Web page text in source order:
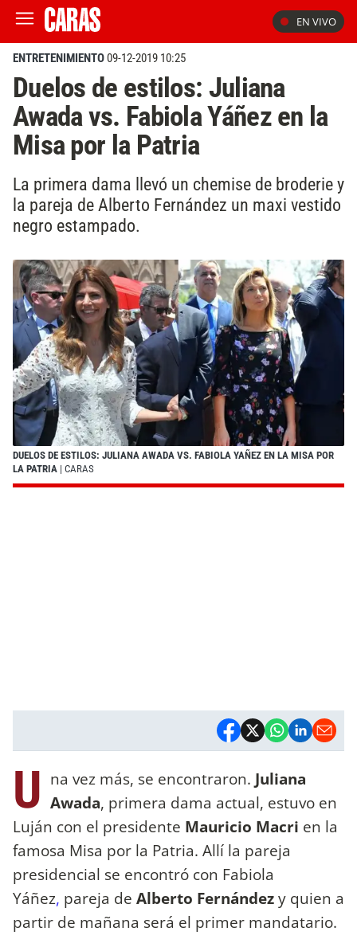
EN VIVO
ENTRETENIMIENTO09-12-2019 10:25
Duelos de estilos: Juliana
Awada vs. Fabiola Yáñez en la
Misa por la Patria
La primera dama llevó un chemise de broderie y
la pareja de Alberto Fernández un maxi vestido
negro estampado.
DUELOS DE ESTILOS: JULIANA AWADA VS. FABIOLA YAÑEZ EN LA MISA POR
LA PATRIA | CARAS
U na vez más, se encontraron. Juliana
Awada, primera dama actual, estuvo en
Luján con el presidente Mauricio Macri en la
famosa Misa por la Patria. Allí la pareja
presidencial se encontró con Fabiola
Yáñez, pareja de Alberto Fernándezy quien a
partir de mañana será el primer mandatario.